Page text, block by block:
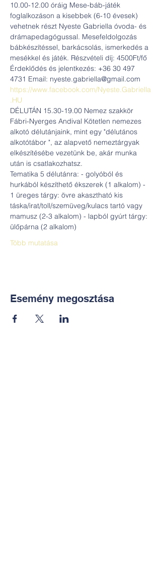
10.00-12.00 óráig Mese-báb-játék
foglalkozáson a kisebbek (6-10 évesek)
vehetnek részt Nyeste Gabriella óvoda- és
drámapedagógussal. Mesefeldolgozás
bábkészítéssel, barkácsolás, ismerkedés a
mesékkel és játék. Részvételi díj: 4500Ft/fő
Érdeklődés és jelentkezés: +36 30 497
4731 Email: nyeste.gabriella@gmail.com
https://www.facebook.com/Nyeste.Gabriella
.HU
DÉLUTÁN 15.30-19.00 Nemez szakkör
Fábri-Nyerges Andival Kötetlen nemezes
alkotó délutánjaink, mint egy "délutános
alkotótábor ", az alapvető nemeztárgyak
elkészítésébe vezetünk be, akár munka
után is csatlakozhatsz.
Tematika 5 délutánra: - golyóból és
hurkából készíthető ékszerek (1 alkalom) -
1 üreges tárgy: övre akasztható kis
táska/irat/toll/szemüveg/kulacs tartó vagy
mamusz (2-3 alkalom) - lapból gyúrt tárgy:
ülőpárna (2 alkalom)
Több mutatása
Esemény megosztása